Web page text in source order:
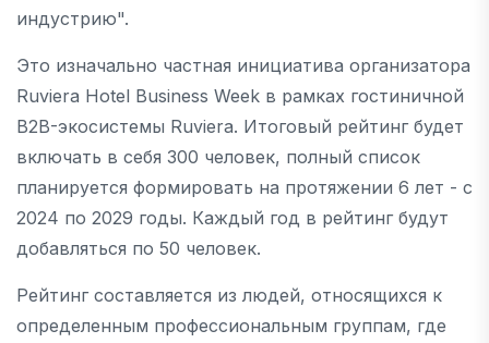
индустрию".
Это изначально частная инициатива организатора
Ruviera Hotel Business Week в рамках гостиничной
B2B-экосистемы Ruviera. Итоговый рейтинг будет
включать в себя 300 человек, полный список
планируется формировать на протяжении 6 лет - с
2024 по 2029 годы. Каждый год в рейтинг будут
добавляться по 50 человек.
Рейтинг составляется из людей, относящихся к
определенным профессиональным группам, где